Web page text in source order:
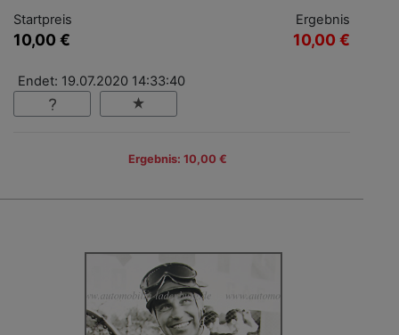
Startpreis
10,00 €
Ergebnis
10,00 €
Endet: 19.07.2020 14:33:40
Ergebnis: 10,00 €